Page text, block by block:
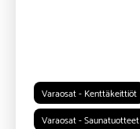
Varaosat - Kenttäkeittiöt
Varaosat - Saunatuotteet